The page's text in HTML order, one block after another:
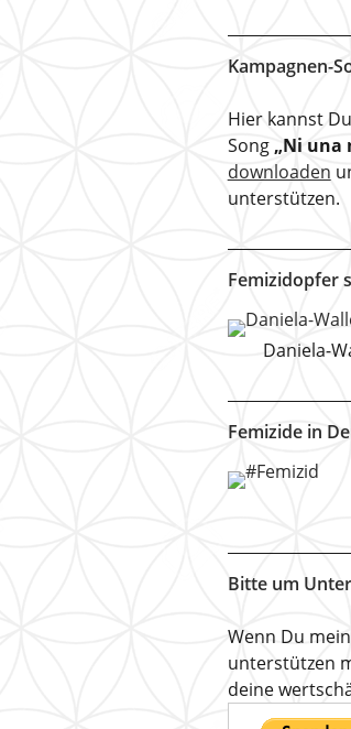
Kampagnen-
Hier kannst
Song„Ni una
downloaden
unterstützen.
Femizidopfer
Daniela-
Femizide in
Bitte um
Wenn Du
unterstützen
deine